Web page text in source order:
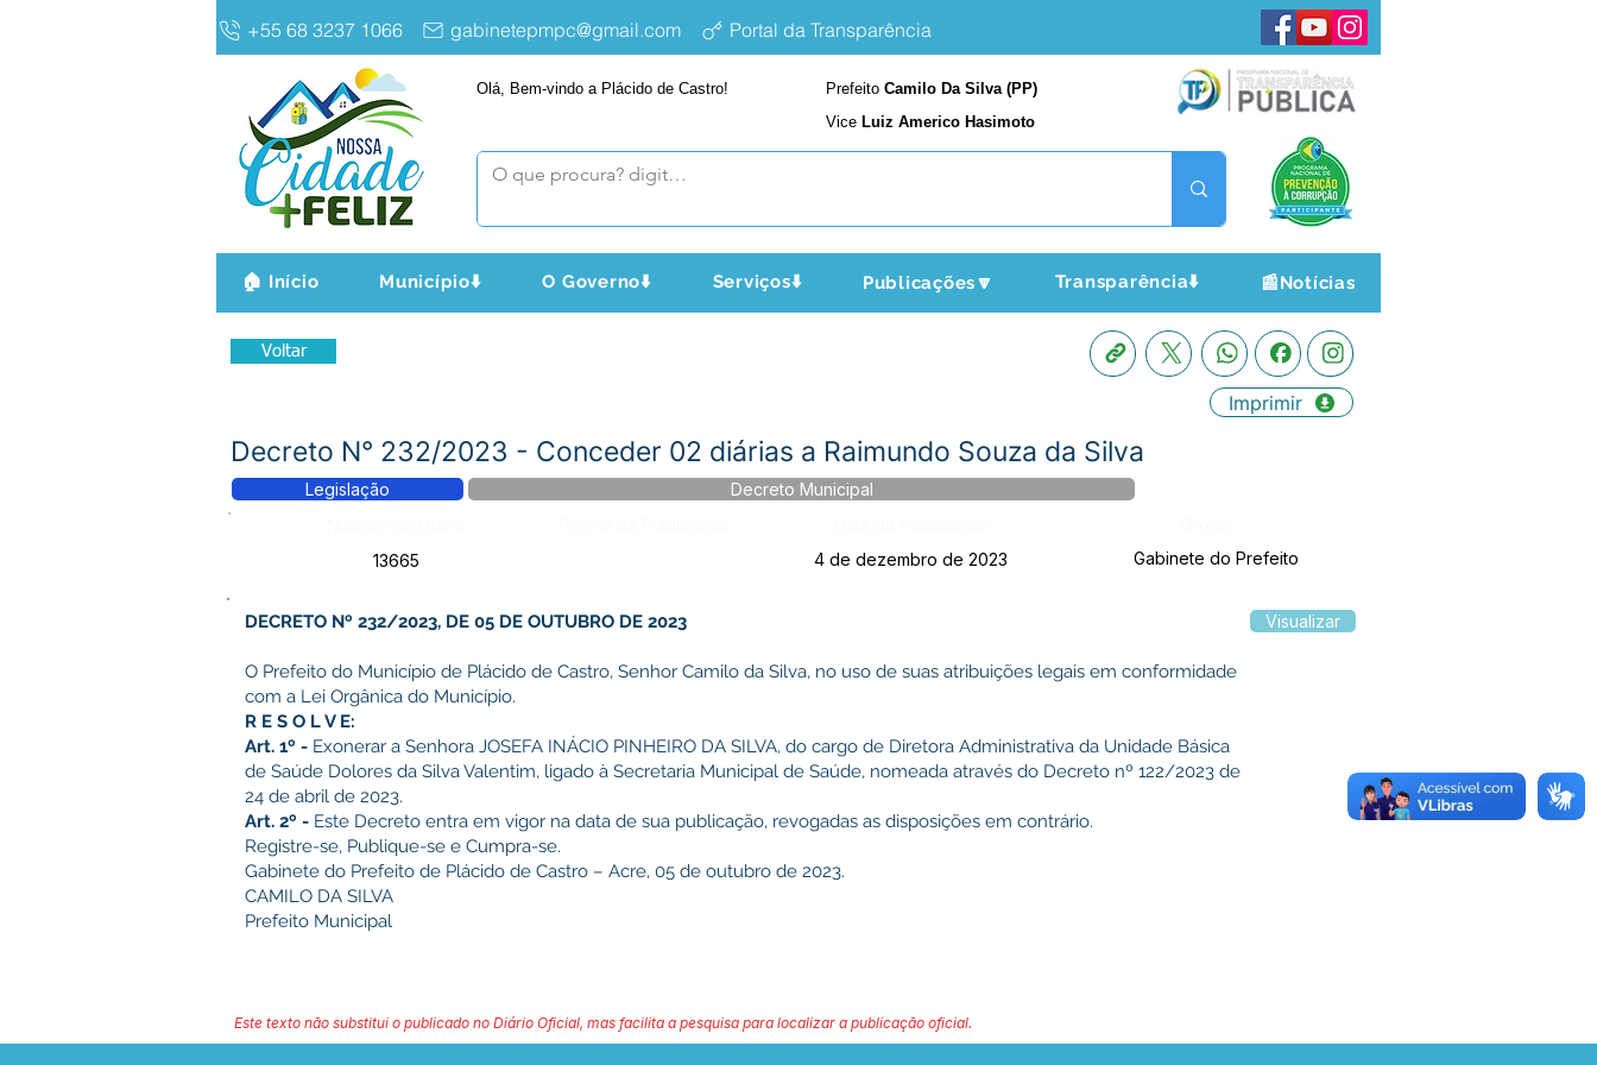
+55 68 3237 1066 gabinetepmpc@gmail.com Portal da Transparência
Olá, Bem-vindo a Plácido de Castro! Prefeito Camilo Da Silva (PP)
Vice Luiz Americo Hasimoto
🏠 Início Município⬇️ O Governo⬇️ Serviços⬇️ Publicações🔽 Transparência⬇️ 📰Notícias
Voltar
Imprimir
Decreto N° 232/2023 - Conceder 02 diárias a Raimundo Souza da Silva
Legislação
Decreto Municipal
13665
4 de dezembro de 2023 Gabinete do Prefeito
DECRETO Nº 232/2023, DE 05 DE OUTUBRO DE 2023
O Prefeito do Município de Plácido de Castro, Senhor Camilo da Silva, no uso de suas atribuições legais em conformidade
com a Lei Orgânica do Município.
R E S O L V E:
Art. 1º - Exonerar a Senhora JOSEFA INÁCIO PINHEIRO DA SILVA, do cargo de Diretora Administrativa da Unidade Básica
de Saúde Dolores da Silva Valentim, ligado à Secretaria Municipal de Saúde, nomeada através do Decreto nº 122/2023 de
24 de abril de 2023.
Art. 2º - Este Decreto entra em vigor na data de sua publicação, revogadas as disposições em contrário.
Registre-se, Publique-se e Cumpra-se.
Gabinete do Prefeito de Plácido de Castro – Acre, 05 de outubro de 2023.
CAMILO DA SILVA
Prefeito Municipal
Visualizar
Este texto não substitui o publicado no Diário Oficial, mas facilita a pesquisa para localizar a publicação oficial.